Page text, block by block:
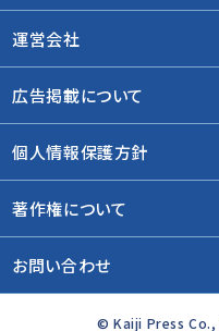
運営会社
広告掲載について
個人情報保護方針
著作権について
お問い合わせ
© Kaiji Press